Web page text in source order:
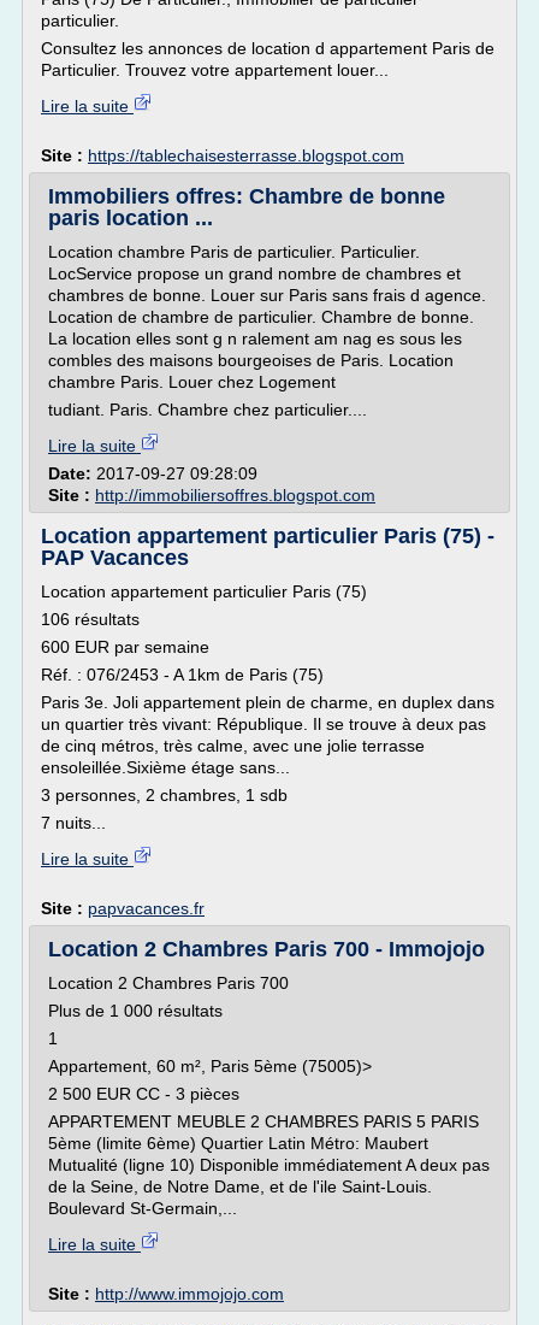
particulier.
Consultez les annonces de location d appartement Paris de
Particulier. Trouvez votre appartement louer...
Lire la suite
Site : https://tablechaisesterrasse.blogspot.com
Immobiliers offres: Chambre de bonne
paris location ...
Location chambre Paris de particulier. Particulier.
LocService propose un grand nombre de chambres et
chambres de bonne. Louer sur Paris sans frais d agence.
Location de chambre de particulier. Chambre de bonne.
La location elles sont g n ralement am nag es sous les
combles des maisons bourgeoises de Paris. Location
chambre Paris. Louer chez Logement
tudiant. Paris. Chambre chez particulier....
Lire la suite
Date: 2017-09-27 09:28:09
Site : http://immobiliersoffres.blogspot.com
Location appartement particulier Paris (75) -
PAP Vacances
Location appartement particulier Paris (75)
106 résultats
600 EUR par semaine
Réf. : 076/2453 - A 1km de Paris (75)
Paris 3e. Joli appartement plein de charme, en duplex dans
un quartier très vivant: République. Il se trouve à deux pas
de cinq métros, très calme, avec une jolie terrasse
ensoleillée.Sixième étage sans...
3 personnes, 2 chambres, 1 sdb
7 nuits...
Lire la suite
Site : papvacances.fr
Location 2 Chambres Paris 700 - Immojojo
Location 2 Chambres Paris 700
Plus de 1 000 résultats
1
Appartement, 60 m², Paris 5ème (75005)>
2 500 EUR CC - 3 pièces
APPARTEMENT MEUBLE 2 CHAMBRES PARIS 5 PARIS
5ème (limite 6ème) Quartier Latin Métro: Maubert
Mutualité (ligne 10) Disponible immédiatement A deux pas
de la Seine, de Notre Dame, et de l'ile Saint-Louis.
Boulevard St-Germain,...
Lire la suite
Site : http://www.immojojo.com